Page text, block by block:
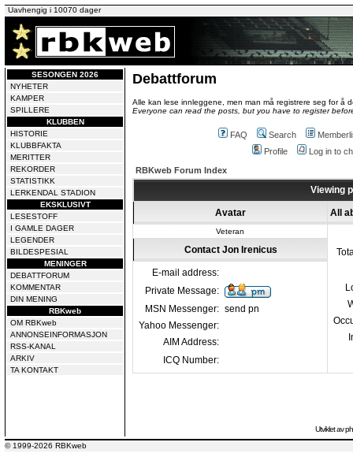
Uavhengig i 10070 dager
SESONGEN 2026
NYHETER
KAMPER
SPILLERE
KLUBBEN
HISTORIE
KLUBBFAKTA
MERITTER
REKORDER
STATISTIKK
LERKENDAL STADION
EKSKLUSIVT
LESESTOFF
I GAMLE DAGER
LEGENDER
BILDESPESIAL
MENINGER
DEBATTFORUM
KOMMENTAR
DIN MENING
RBKweb
OM RBKweb
ANNONSEINFORMASJON
RSS-KANAL
ARKIV
TA KONTAKT
Debattforum
Alle kan lese innleggene, men man må registrere seg for å
Everyone can read the posts, but you have to register
FAQ Search
Profile
Log in to
RBKweb Forum Index
Viewing
Avatar All
Veteran
Contact Jon Irenicus
E-mail address:
Private Message:
MSN Messenger: send pn
Yahoo Messenger:
AIM Address:
ICQ Number:
Utviklet av
© 1999-2026 RBKweb